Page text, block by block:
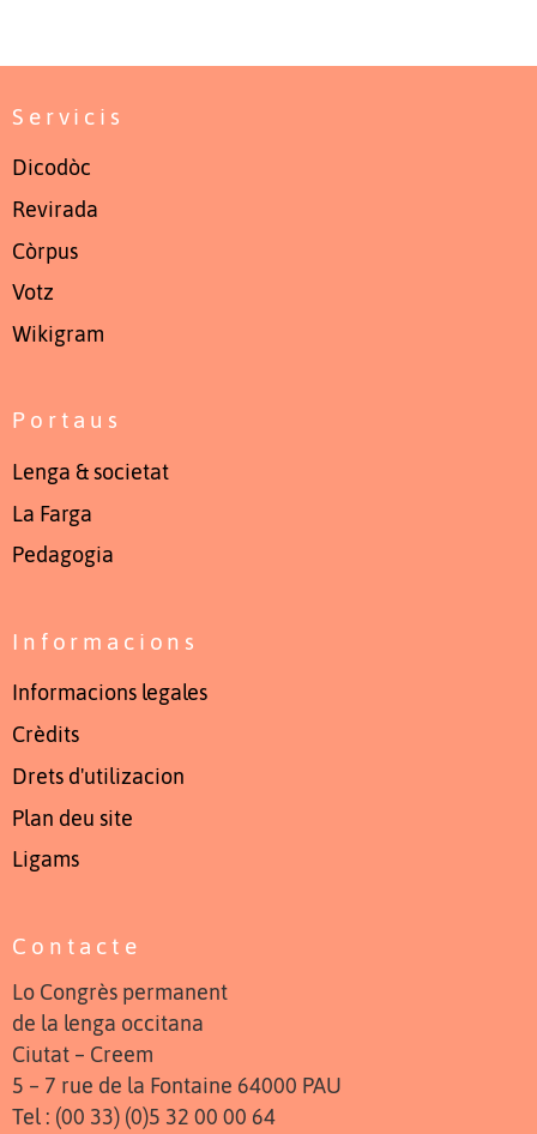
Servicis
Dicodòc
Revirada
Còrpus
Votz
Wikigram
Portaus
Lenga & societat
La Farga
Pedagogia
Informacions
Informacions legales
Crèdits
Drets d'utilizacion
Plan deu site
Ligams
Contacte
Lo Congrès permanent
de la lenga occitana
Ciutat – Creem
5 – 7 rue de la Fontaine 64000 PAU
Tel : (00 33) (0)5 32 00 00 64